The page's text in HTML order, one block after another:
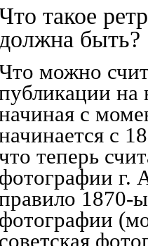
такое
должна быть?
можно
c
с
теперь
фотографии г.
1870-
фотографии
советская